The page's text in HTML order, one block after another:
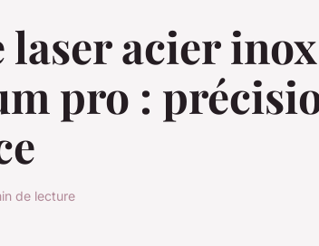
laser acier inox
pro :
de lecture